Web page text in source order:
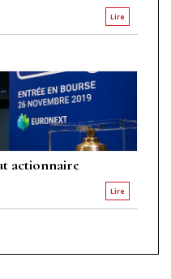
Lire
actionnaire
Lire